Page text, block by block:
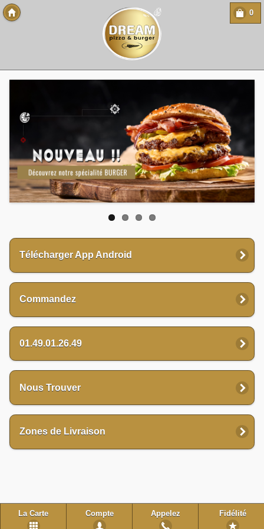
0
Télécharger App Android
Commandez
01.49.01.26.49
Nous Trouver
Zones de Livraison
La Carte Compte Appelez Fidélité
Copyright 2013 Des-Click Com